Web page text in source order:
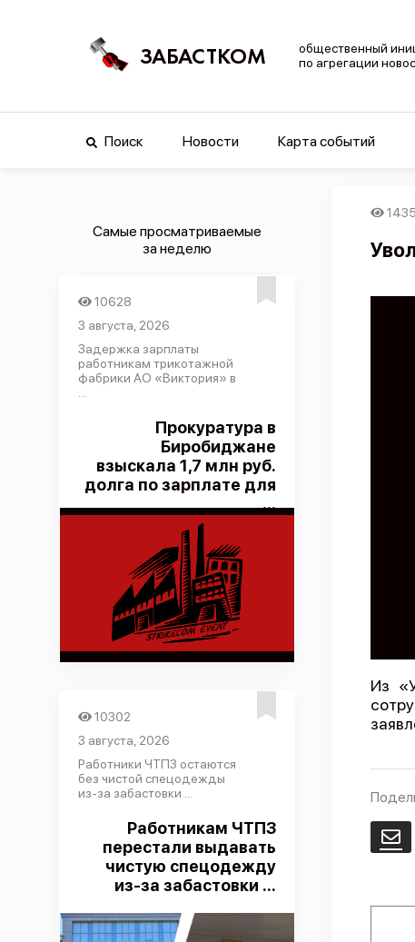
ЗАБАСТКОМ
общественный
по агрегации
Поиск Новости Карта событий
Самые просматриваемые
за неделю
10628
3 августа, 2026
Задержка зарплаты
работникам трикотажной
фабрики АО «Виктория» в
Прокуратура в
Биробиджане
взыскала 1,7 млн руб.
долга по зарплате для
...
10302
3 августа, 2026
Работники ЧТПЗ остаются
без чистой спецодежды
из-за забастовки ...
Работникам ЧТПЗ
перестали выдавать
чистую спецодежду
из-за забастовки ...
Из